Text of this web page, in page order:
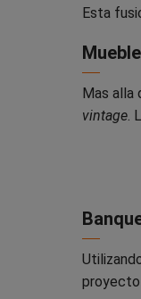
Esta
Mas alla
vintage
proyecto